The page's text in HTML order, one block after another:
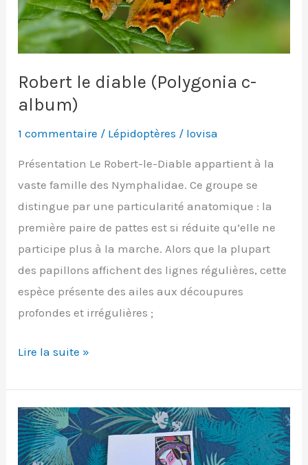
Robert le diable (Polygonia c-
album)
1 commentaire / Lépidoptères / lovisa
Présentation Le Robert-le-Diable appartient à la
vaste famille des Nymphalidae. Ce groupe se
distingue par une particularité anatomique : la
première paire de pattes est si réduite qu’elle ne
participe plus à la marche. Alors que la plupart
des papillons affichent des lignes régulières, cette
espèce présente des ailes aux découpures
profondes et irrégulières ;
Robert
diable
(Polygonia
c-
album)
Lire la suite »